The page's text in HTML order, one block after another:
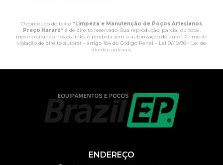
O conteúdo do texto " Limpeza e Manutenção de Poços Artesianos
Preço Itararé" é de direito reservado. Sua reprodução, parcial ou total,
mesmo citando nossos links, é proibida sem a autorização do autor. Crime de
violação de direito autoral – artigo 184 do Código Penal – Lei 9610/98 - Lei de
direitos autorais.
ENDEREÇO